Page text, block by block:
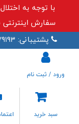
با توجه به
سفارش اینترنتی با شماره
پشتیبانی: ۷۹۱۹۳-۰۲۱
سبد خرید
ورود / ثبت نام